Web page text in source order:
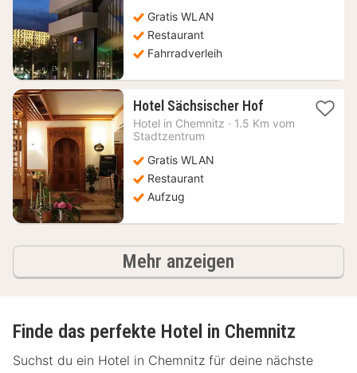
Gratis WLAN
Restaurant
Fahrradverleih
Hotel Sächsischer Hof1
Nacht
Hotel in Chemnitz · 1.5 Km vom
Stadtzentrum
Gratis WLAN
Restaurant
Aufzug
Mehr anzeigen
Finde das perfekte Hotel in Chemnitz
Suchst du ein Hotel in Chemnitz für deine nächste